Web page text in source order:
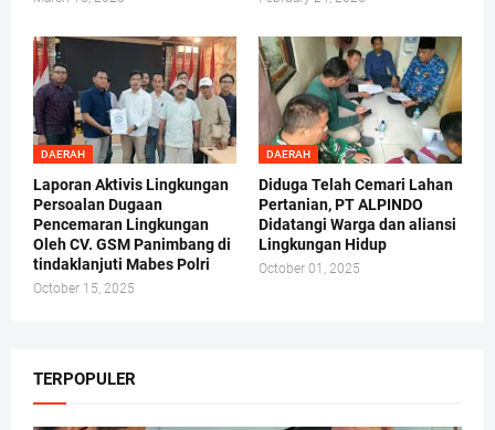
DAERAH
Laporan Aktivis Lingkungan
Persoalan Dugaan
Pencemaran Lingkungan
Oleh CV. GSM Panimbang di
tindaklanjuti Mabes Polri
October 15, 2025
DAERAH
Diduga Telah Cemari Lahan
Pertanian, PT ALPINDO
Didatangi Warga dan aliansi
Lingkungan Hidup
October 01, 2025
TERPOPULER